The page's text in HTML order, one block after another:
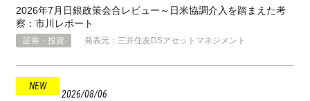
2026年7月日銀政策会合レビュー～日米協調介入を踏まえた考
察：市川レポート
証券・投資 発表元：三井住友DSアセットマネジメント
2026 08 06